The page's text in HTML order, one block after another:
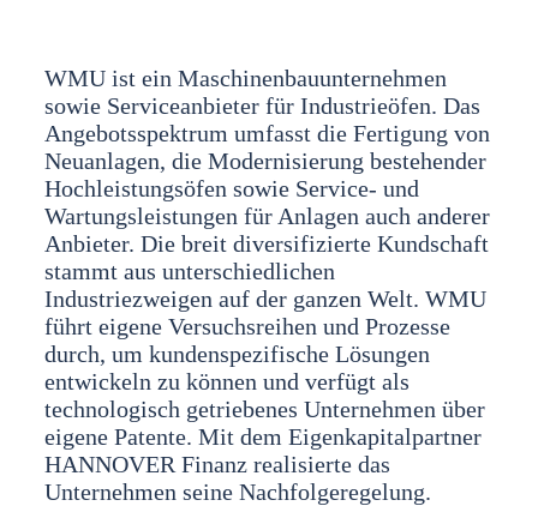
WMU ist ein Maschinenbauunternehmen
sowie Serviceanbieter für Industrieöfen. Das
Angebotsspektrum umfasst die Fertigung von
Neuanlagen, die Modernisierung bestehender
Hochleistungsöfen sowie Service- und
Wartungsleistungen für Anlagen auch anderer
Anbieter. Die breit diversifizierte Kundschaft
stammt aus unterschiedlichen
Industriezweigen auf der ganzen Welt. WMU
führt eigene Versuchsreihen und Prozesse
durch, um kundenspezifische Lösungen
entwickeln zu können und verfügt als
technologisch getriebenes Unternehmen über
eigene Patente. Mit dem Eigenkapitalpartner
HANNOVER Finanz realisierte das
Unternehmen seine Nachfolgeregelung.